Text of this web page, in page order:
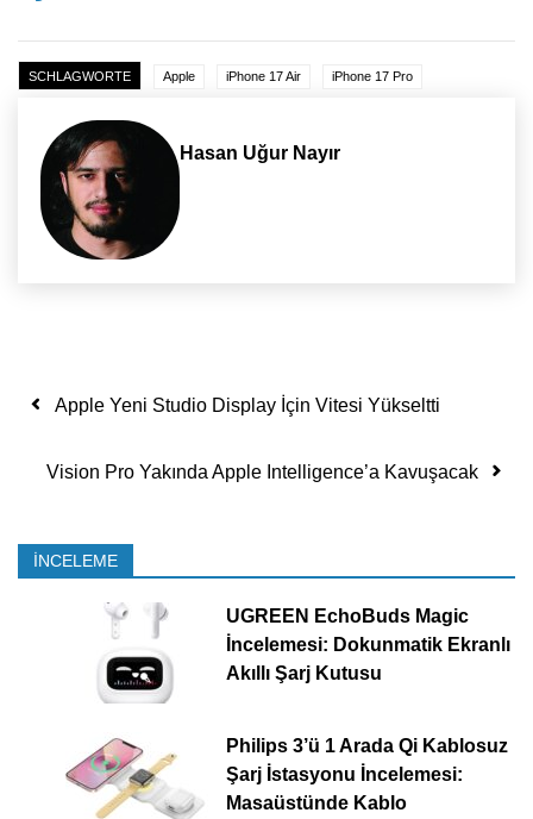
SCHLAGWORTE Apple iPhone 17 Air iPhone 17 Pro
Hasan Uğur Nayır
Yazı dolaşımı
Apple Yeni Studio Display İçin Vitesi Yükseltti
Vision Pro Yakında Apple Intelligence’a Kavuşacak
İNCELEME
UGREEN EchoBuds Magic
İncelemesi: Dokunmatik Ekranlı
Akıllı Şarj Kutusu
Philips 3’ü 1 Arada Qi Kablosuz
Şarj İstasyonu İncelemesi:
Masaüstünde Kablo